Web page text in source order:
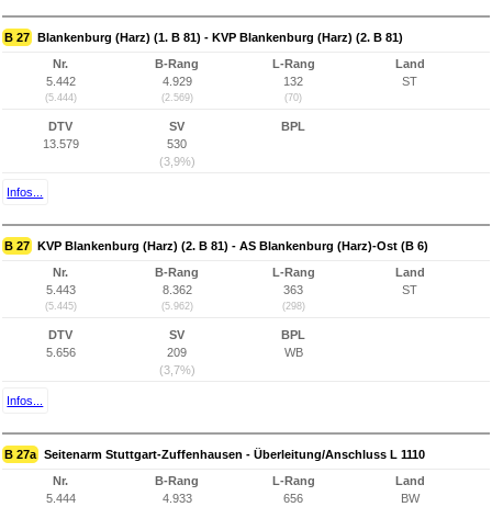
B 27 Blankenburg (Harz) (1. B 81) - KVP Blankenburg (Harz) (2. B 81)
Nr.
5.442
(5.444)
B-Rang
4.929
(2.569)
L-Rang
132
(70)
Land
ST
DTV
13.579
SV
530
(3,9%)
BPL
Infos...
B 27 KVP Blankenburg (Harz) (2. B 81) - AS Blankenburg (Harz)-Ost (B 6)
Nr.
5.443
(5.445)
B-Rang
8.362
(5.962)
L-Rang
363
(298)
Land
ST
DTV
5.656
SV
209
(3,7%)
BPL
WB
Infos...
B 27a Seitenarm Stuttgart-Zuffenhausen - Überleitung/Anschluss L 1110
Nr.
5.444
B-Rang
4.933
L-Rang
656
Land
BW